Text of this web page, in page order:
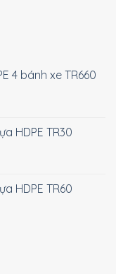
4 bánh xe TR660
HDPE TR30
HDPE TR60